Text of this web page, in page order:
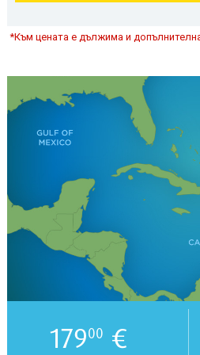
*Към цената е дължима и
17900 €